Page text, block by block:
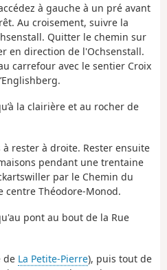
à gauche à un pré avant
Au croisement, suivre la
Quitter le chemin sur
en direction de l'Ochsenstall.
carrefour avec le sentier Croix
la clairière et au rocher de
rester à droite. Rester ensuite
pendant une trentaine
par le Chemin du
centre Théodore-Monod.
pont au bout de la Rue
de La Petite-Pierre), puis tout de